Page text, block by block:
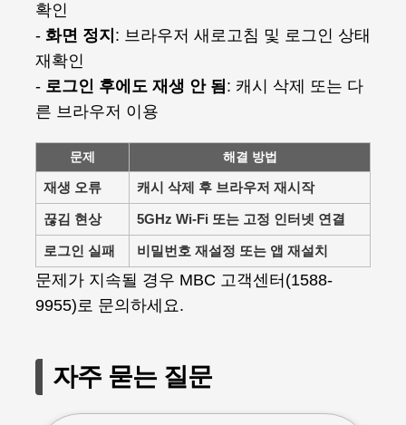
확인
- 화면 정지 : 브라우저 새로고침 및 로그인 상태
재확인
- 로그인 후에도 재생 안 됨 : 캐시 삭제 또는 다
른 브라우저 이용
문제 해결 방법
재생 오류 캐시 삭제 후 브라우저 재시작
끊김 현상 5GHz Wi-Fi 또는 고정 인터넷 연결
로그인 실패 비밀번호 재설정 또는 앱 재설치
문제가 지속될 경우 MBC 고객센터(1588-
9955)로 문의하세요.
자주 묻는 질문